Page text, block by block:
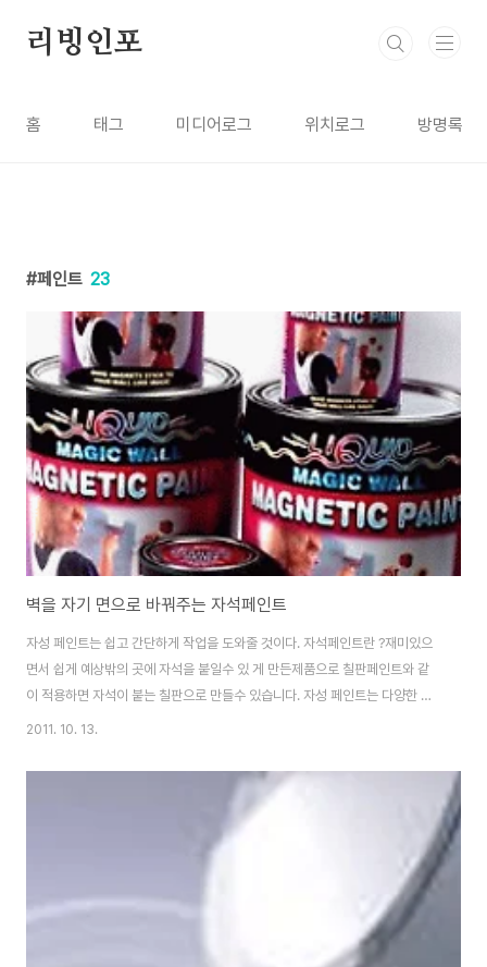
리빙인포
홈 태그 미디어로그 위치로그 방명록
페인트 23
벽을 자기 면으로 바꿔주는 자석페인트
자성 페인트는 쉽고 간단하게 작업을 도와줄 것이다. 자석페인트란 ?재미있으
면서 쉽게 예상밖의 곳에 자석을 붙일수 있 게 만든제품으로 칠판페인트와 같
이 적용하면 자석이 붙는 칠판으로 만들수 있습니다. 자성 페인트는 다양한 크
기로 나오며 473ml 통 하나만 있으면 1.2제곱미터를 두 번씩 칠하고도 남는
짜리 통은 9.4제곱미터를 두 번에 걸쳐 칠하는 대규모 프로젝트를 수행하기에
충분하다. 자성 페인트는 잠깐 동안 어떤 벽이라도 자성을 지닌 놀이 및 작업용
표면으로 바꿔준다. 따라서 가정이나 교실, 컨퍼런스 센터, 사무실에 시도하기
에 이상적이다. 이 페인트는 일반적인 에멀젼 페인트나 밑칠 페인트 형태로 칠
2011. 10. 13.